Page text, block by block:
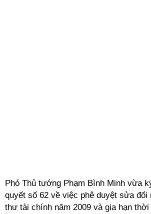
Phó Thủ tướng Phạm Bình Minh vừa
quyết số 62 về việc phê duyệt sửa đổi
thư tài chính năm 2009 và gia hạn